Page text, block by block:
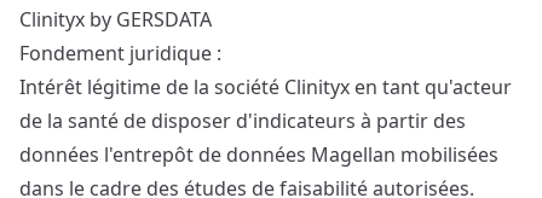
Clinityx by GERSDATA
Fondement juridique :
Intérêt légitime de la société Clinityx en tant qu'acteur
de la santé de disposer d'indicateurs à partir des
données l'entrepôt de données Magellan mobilisées
dans le cadre des études de faisabilité autorisées.